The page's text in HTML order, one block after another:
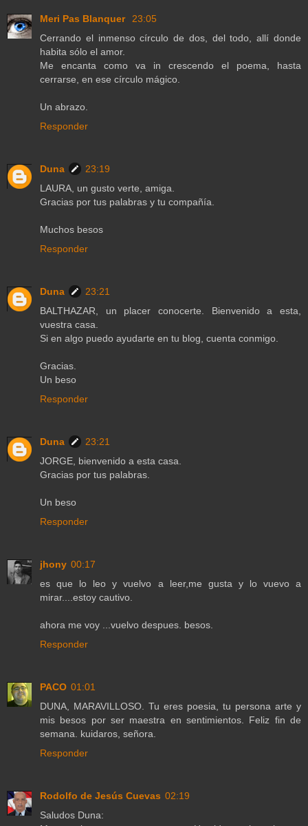
Meri Pas Blanquer
23:05
Cerrando el inmenso círculo de dos, del todo, allí donde
habita sólo el amor.
Me encanta como va in crescendo el poema, hasta
cerrarse, en ese círculo mágico.
Un abrazo.
Responder
Duna
23:19
LAURA, un gusto verte, amiga.
Gracias por tus palabras y tu compañía.
Muchos besos
Responder
Duna
23:21
BALTHAZAR, un placer conocerte. Bienvenido a esta,
vuestra casa.
Si en algo puedo ayudarte en tu blog, cuenta conmigo.
Gracias.
Un beso
Responder
Duna
23:21
JORGE, bienvenido a esta casa.
Gracias por tus palabras.
Un beso
Responder
jhony 00:17
es que lo leo y vuelvo a leer,me gusta y lo vuevo a
mirar....estoy cautivo.
ahora me voy ...vuelvo despues. besos.
Responder
PACO 01:01
DUNA, MARAVILLOSO. Tu eres poesia, tu persona arte y
mis besos por ser maestra en sentimientos. Feliz fin de
semana. kuidaros, señora.
Responder
Rodolfo de Jesús Cuevas 02:19
Saludos Duna: